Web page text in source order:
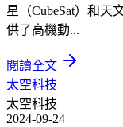
星（CubeSat）和天
供了高機動...
閱讀全文
太空科技
太空科技
2024-09-24